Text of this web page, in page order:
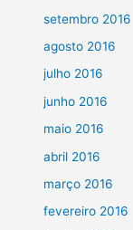
setembro 2016
agosto 2016
julho 2016
junho 2016
maio 2016
abril 2016
março 2016
fevereiro 2016